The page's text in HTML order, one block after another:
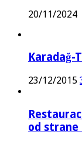
20/11/2024
Karadağ-
23/12/2015
od strane